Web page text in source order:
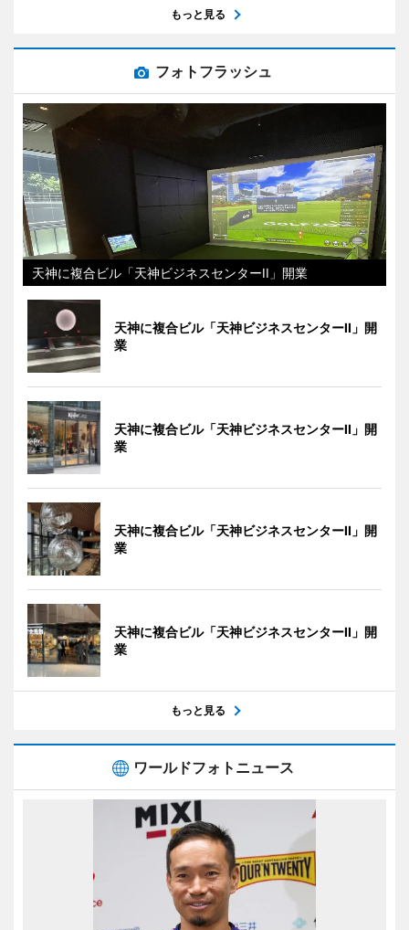
もっと見る
フォトフラッシュ
天神に複合ビル「天神ビジネスセンターII」開業
天神に複合ビル「天神ビジネスセンターII」開
業
天神に複合ビル「天神ビジネスセンターII」開
業
天神に複合ビル「天神ビジネスセンターII」開
業
天神に複合ビル「天神ビジネスセンターII」開
業
もっと見る
ワールドフォトニュース